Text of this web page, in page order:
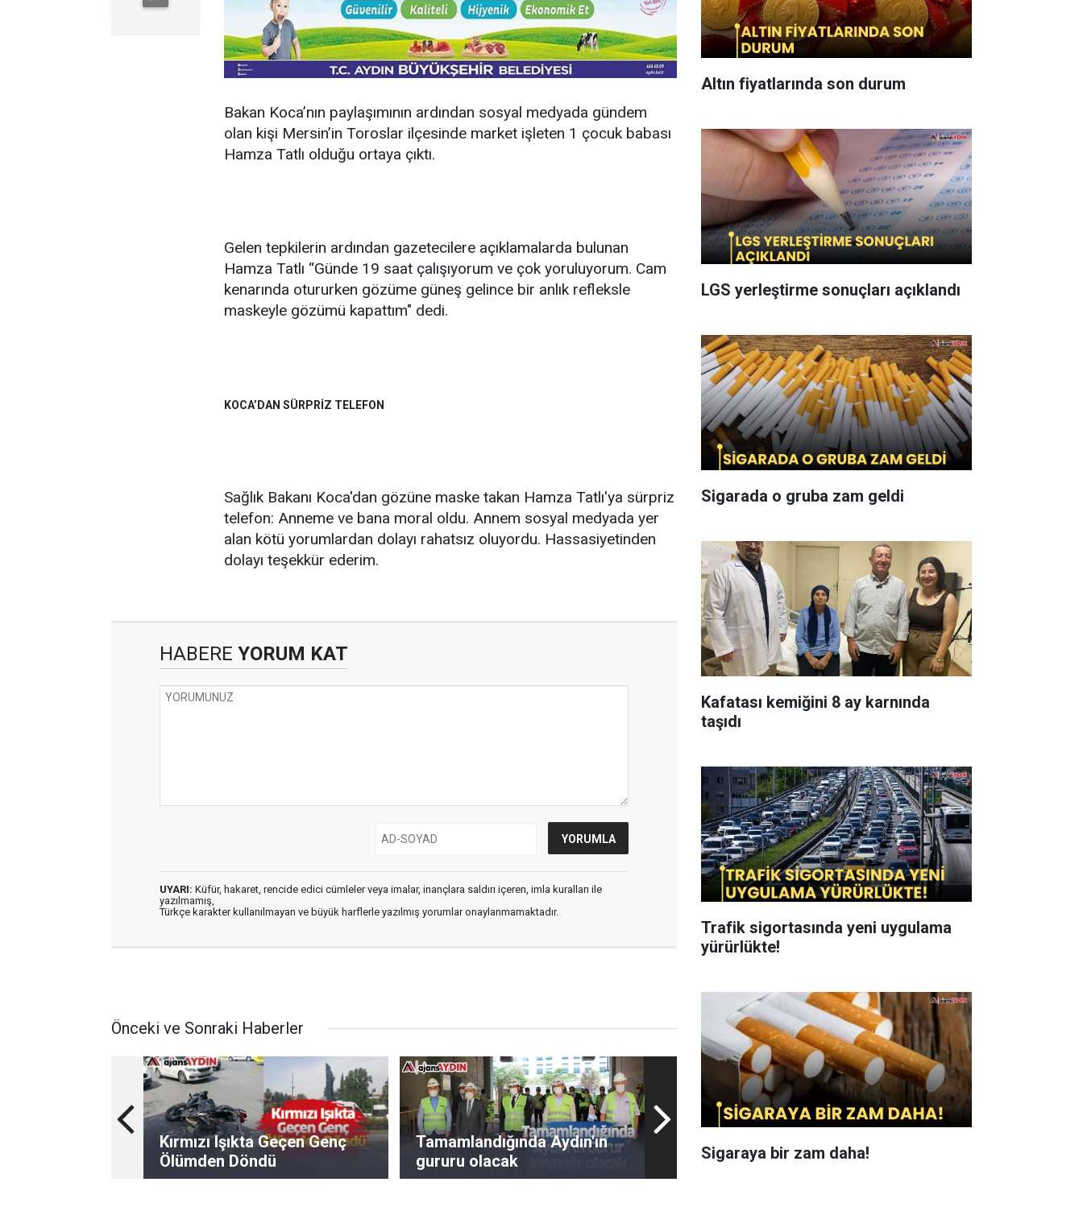
Bakan Koca’nın paylaşımının ardından sosyal medyada gündem
olan kişi Mersin’in Toroslar ilçesinde market işleten 1 çocuk babası
Hamza Tatlı olduğu ortaya çıktı.
Gelen tepkilerin ardından gazetecilere açıklamalarda bulunan
Hamza Tatlı “Günde 19 saat çalışıyorum ve çok yoruluyorum. Cam
kenarında otururken gözüme güneş gelince bir anlık refleksle
maskeyle gözümü kapattım" dedi.
KOCA’DAN SÜRPRİZ TELEFON
Sağlık Bakanı Koca'dan gözüne maske takan Hamza Tatlı'ya sürpriz
telefon: Anneme ve bana moral oldu. Annem sosyal medyada yer
alan kötü yorumlardan dolayı rahatsız oluyordu. Hassasiyetinden
dolayı teşekkür ederim.
HABERE YORUM KAT
UYARI: Küfür, hakaret, rencide edici cümleler veya imalar, inançlara saldırı içeren, imla kuralları ile
yazılmamış,
Türkçe karakter kullanılmayan ve büyük harflerle yazılmış yorumlar onaylanmamaktadır.
Önceki ve Sonraki Haberler
Kırmızı Işıkta Geçen Genç
Ölümden Döndü
Tamamlandığında Aydın'ın
gururu olacak
Altın fiyatlarında son durum
LGS yerleştirme sonuçları açıklandı
Sigarada o gruba zam geldi
Kafatası kemiğini 8 ay karnında
taşıdı
Trafik sigortasında yeni uygulama
yürürlükte!
Sigaraya bir zam daha!